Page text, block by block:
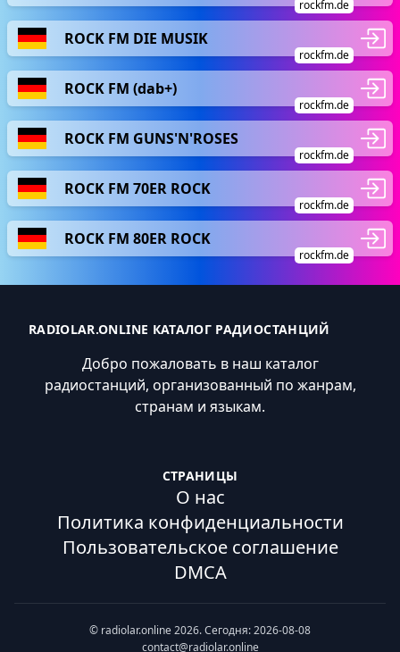
rockfm.de
ROCK FM DIE MUSIK
rockfm.de
ROCK FM (dab+)
rockfm.de
ROCK FM GUNS'N'ROSES
rockfm.de
ROCK FM 70ER ROCK
rockfm.de
ROCK FM 80ER ROCK
rockfm.de
RADIOLAR.ONLINE КАТАЛОГ РАДИОСТАНЦИЙ
Добро пожаловать в наш каталог
радиостанций, организованный по жанрам,
странам и языкам.
СТРАНИЦЫ
О нас
Политика конфиденциальности
Пользовательское соглашение
DMCA
© radiolar.online 2026. Сегодня: 2026-08-08
contact@radiolar.online